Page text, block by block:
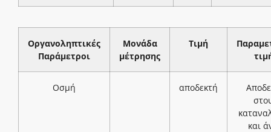
Οργανοληπτικές
Παράμετροι
Μονάδα
μέτρησης
Τιμή
Οσμή αποδεκτή
και